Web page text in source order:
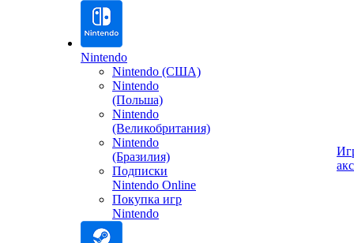
Nintendo
Nintendo (США)
Nintendo
(Польша)
Nintendo
(Великобритания)
Nintendo
(Бразилия)
Подписки
Nintendo Online
Покупка игр
Nintendo